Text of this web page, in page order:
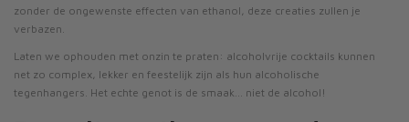
zonder de ongewenste effecten van ethanol, deze creaties zullen je
verbazen.
Laten we ophouden met onzin te praten: alcoholvrije cocktails kunnen
net zo complex, lekker en feestelijk zijn als hun alcoholische
tegenhangers. Het echte genot is de smaak... niet de alcohol!